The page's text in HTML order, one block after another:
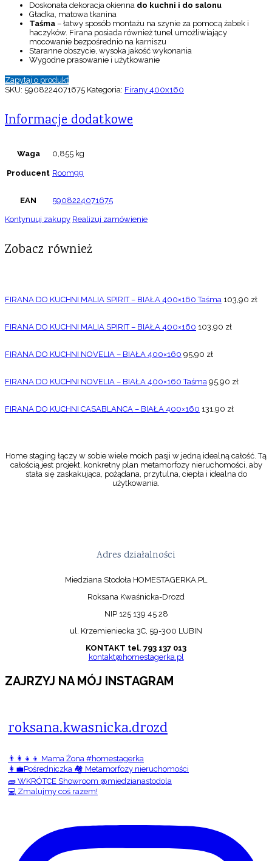
Doskonała dekoracja okienna do kuchni i do salonu
Gładka, matowa tkanina
Taśma – łatwy sposób montażu na szynie za pomocą żabek i
haczyków. Firana posiada również tunel umożliwiający
mocowanie bezpośrednio na karniszu
Staranne obszycie, wysoka jakość wykonania
Wygodne prasowanie i użytkowanie
Zapytaj o produkt
SKU: 5908224071675 Kategoria: Firany 400x160
Informacje dodatkowe
Waga 0,855 kg
Producent Room99
EAN 5908224071675
Kontynuuj zakupy Realizuj zamówienie
Zobacz również
FIRANA DO KUCHNI MALIA SPIRIT – BIAŁA 400×160 Taśma 103,90 zł
FIRANA DO KUCHNI MALIA SPIRIT – BIAŁA 400×160 103,90 zł
FIRANA DO KUCHNI NOVELIA – BIAŁA 400×160 95,90 zł
FIRANA DO KUCHNI NOVELIA – BIAŁA 400×160 Taśma 95,90 zł
FIRANA DO KUCHNI CASABLANCA – BIAŁA 400×160 131,90 zł
Home staging łączy w sobie wiele moich pasji w jedną idealną całość. Tą
całością jest projekt, konkretny plan metamorfozy nieruchomości, aby
stała się zaskakująca, pożądana, przytulna, ciepła i idealna do
użytkowania.
Adres działalności
Miedziana Stodoła HOMESTAGERKA.PL
Roksana Kwaśnicka-Drozd
NIP 125 139 45 28
ul. Krzemieniecka 3C, 59-300 LUBIN
KONTAKT tel. 793 137 013
kontakt@homestagerka.pl
ZAJRZYJ NA MÓJ INSTAGRAM
roksana.kwasnicka.drozd
👨‍👩‍👧‍👦 Mama Żona #homestagerka
👩‍💼Pośredniczka 🏘️ Metamorfozy nieruchomości
🧱 WKRÓTCE Showroom @miedzianastodola
💻 Zmalujmy coś razem!